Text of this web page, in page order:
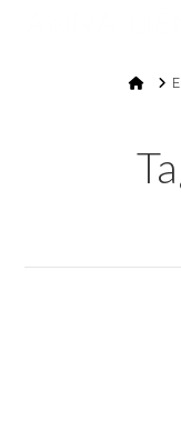
Home